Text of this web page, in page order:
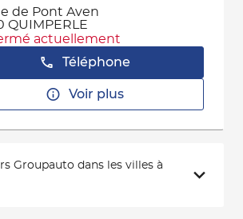
de Pont Aven
QUIMPERLE
actuellement
Téléphone
Voir plus
Groupauto dans les villes à